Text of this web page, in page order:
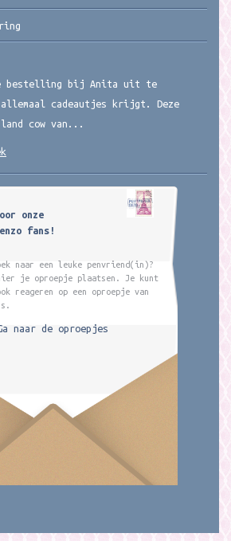
bestelling bij Anita uit te
cadeautjes krijgt. Deze
cow van...
onze
fans!
naar een leuke penvriend(in)?
je oproepje plaatsen. Je kunt
reageren op een oproepje van
naar de oproepjes